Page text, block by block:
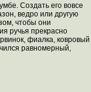
Создать его вовсе
ведро или другую
чтобы они
ручья прекрасно
фиалка, ковровый
равномерный,